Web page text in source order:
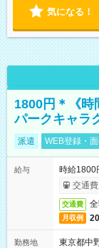
気になる！
1800円＊《時
パークキャラ
派遣 WEB登録・
給与
時給
交通
交通費
月収例
勤務地
東京都中